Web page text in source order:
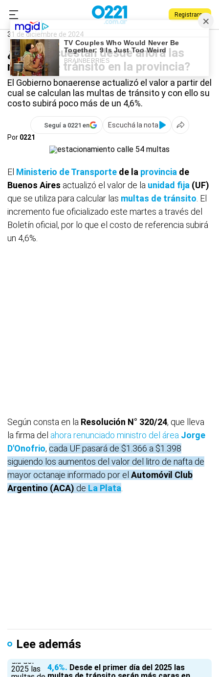
Registrarse
0221.com.ar
Multas de tránsito
31 de diciembre de 2024
¿Cuánto cuestan desde ahora las
multas de tránsito en la provincia?
El Gobierno bonaerense actualizó el valor a partir del
cual se calculan las multas de tránsito y con ello su
costo subirá poco más de un 4,6%.
Seguí a 0221 en
Escuchá la nota
Por 0221
El Ministerio de Transporte de la provincia de
Buenos Aires actualizó el valor de la unidad fija (UF)
que se utiliza para calcular las multas de tránsito . El
incremento fue oficializado este martes a través del
Boletín oficial, por lo que el costo de referencia subirá
un 4,6%.
Según consta en la Resolución N° 320/24, que lleva
la firma del ahora renunciado ministro del área Jorge
D'Onofrio, cada UF pasará de $1.366 a $1.398
siguiendo los aumentos del valor del litro de nafta de
mayor octanaje informado por el Automóvil Club
Argentino (ACA) de La Plata
Lee además
4,6% Desde el primer día del 2025 las